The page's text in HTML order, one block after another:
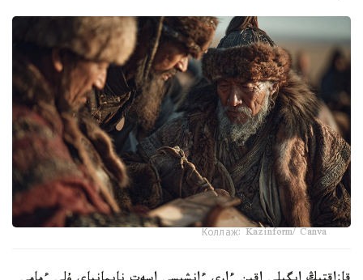
Коллаж: Kazinform/ Canva